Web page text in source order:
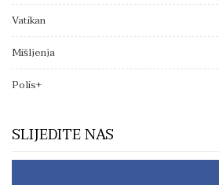
Vatikan
Mišljenja
Polis+
SLIJEDITE NAS